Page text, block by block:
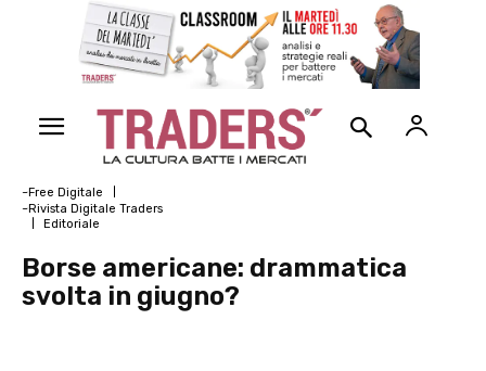
~Free Digitale
~Rivista Digitale Traders
Editoriale
Borse americane: drammatica
svolta in giugno?